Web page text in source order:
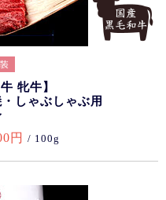
牝牛】
しゃぶしゃぶ用
円 / 100g